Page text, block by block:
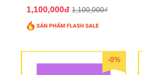
1,100,000đ 1,100,000₫
-0%